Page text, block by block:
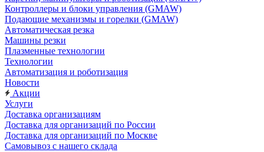
Контроллеры и блоки управления (GMAW)
Подающие механизмы и горелки (GMAW)
Автоматическая резка
Машины резки
Плазменные технологии
Технологии
Автоматизация и роботизация
Новости
Акции
Услуги
Доставка организациям
Доставка для организаций по России
Доставка для организаций по Москве
Самовывоз с нашего склада